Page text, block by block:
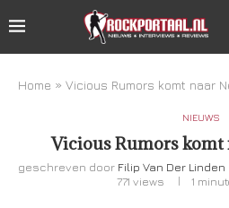
Home » Vicious Rumors komt naar
NIEUWS
Vicious Rumors komt
geschreven door Filip Van Der Linden
771 views 1